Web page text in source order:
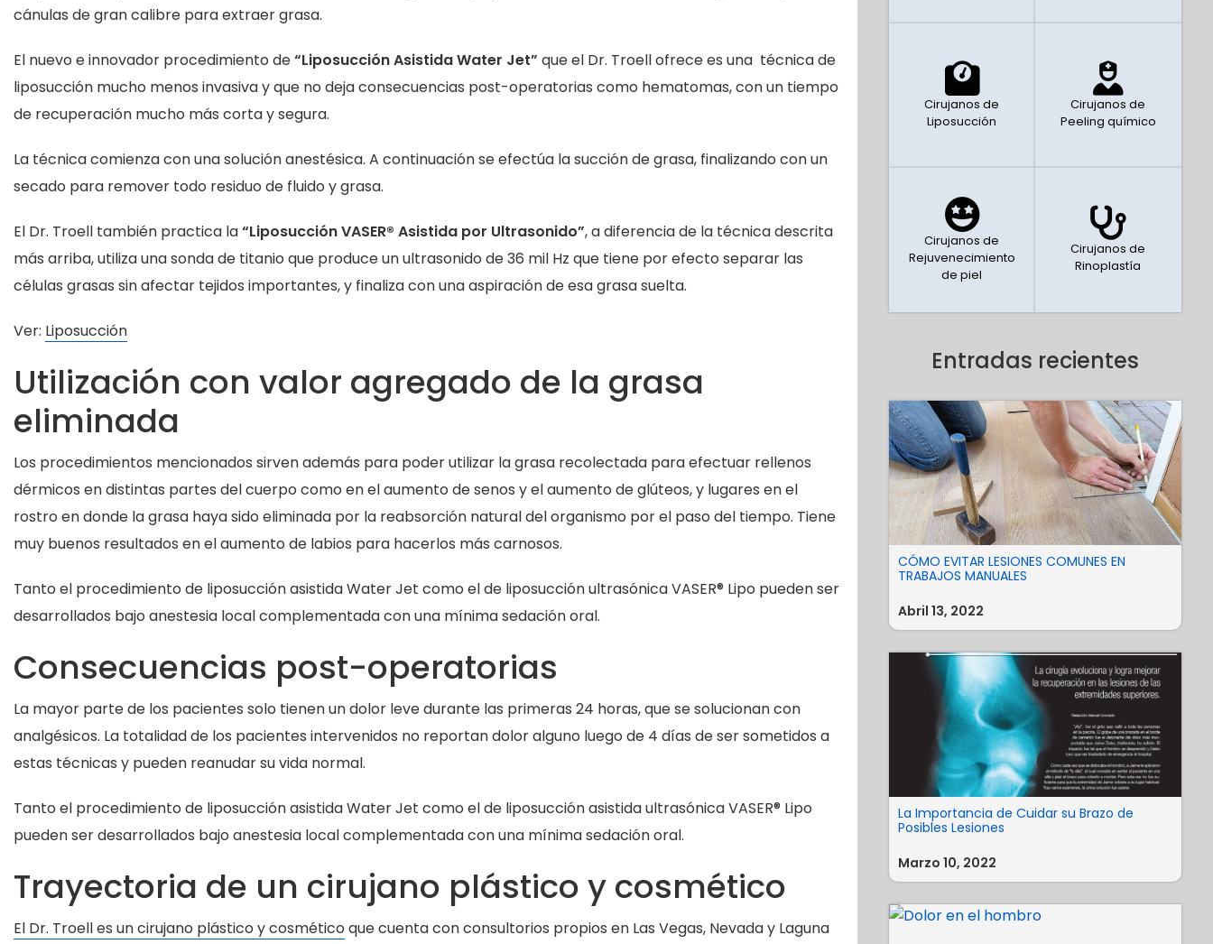
cánulas de gran calibre para extraer grasa.
El nuevo e innovador procedimiento de“Liposucción Asistida Water Jet” que el Dr. Troell ofrece es una técnica de
liposucción mucho menos invasiva y que no deja consecuencias post-operatorias como hematomas, con un tiempo
de recuperación mucho más corta y segura.
La técnica comienza con una solución anestésica. A continuación se efectúa la succión de grasa, finalizando con un
secado para remover todo residuo de fluido y grasa.
El Dr. Troell también practica la“Liposucción VASER® Asistida por Ultrasonido”, a diferencia de la técnica descrita
más arriba, utiliza una sonda de titanio que produce un ultrasonido de 36 mil Hz que tiene por efecto separar las
células grasas sin afectar tejidos importantes, y finaliza con una aspiración de esa grasa suelta.
Ver: Liposucción
Utilización con valor agregado de la grasa
eliminada
Los procedimientos mencionados sirven además para poder utilizar la grasa recolectada para efectuar rellenos
dérmicos en distintas partes del cuerpo como en el aumento de senos y el aumento de glúteos, y lugares en el
rostro en donde la grasa haya sido eliminada por la reabsorción natural del organismo por el paso del tiempo. Tiene
muy buenos resultados en el aumento de labios para hacerlos más carnosos.
Tanto el procedimiento de liposucción asistida Water Jet como el de liposucción ultrasónica VASER® Lipo pueden ser
desarrollados bajo anestesia local complementada con una mínima sedación oral.
Consecuencias post-operatorias
La mayor parte de los pacientes solo tienen un dolor leve durante las primeras 24 horas, que se solucionan con
analgésicos. La totalidad de los pacientes intervenidos no reportan dolor alguno luego de 4 días de ser sometidos a
estas técnicas y pueden reanudar su vida normal.
Tanto el procedimiento de liposucción asistida Water Jet como el de liposucción asistida ultrasónica VASER® Lipo
pueden ser desarrollados bajo anestesia local complementada con una mínima sedación oral.
Trayectoria de un cirujano plástico y cosmético
El Dr. Troell es un cirujano plástico y cosmético que cuenta con consultorios propios en Las Vegas, Nevada y Laguna
Cirujanos de
Liposucción
Cirujanos de
Peeling químico
Cirujanos de
Rejuvenecimiento
de piel
Cirujanos de
Rinoplastía
Entradas recientes
CÓMO EVITAR LESIONES COMUNES EN
TRABAJOS MANUALES
Abril 13, 2022
La Importancia de Cuidar su Brazo de
Posibles Lesiones
Marzo 10, 2022